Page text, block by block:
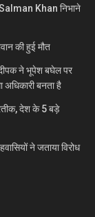
Khan निभाने
की हुई मौत
ने भूपेश बघेल पर
अधिकारी बनता है
देश के 5 बड़े
ने जताया विरोध